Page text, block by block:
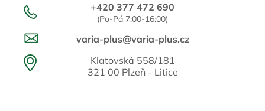
+420 377 472 690
(Po-Pá 7:00-16:00)
varia-plus@varia-plus.cz
Klatovská 558/181
321 00 Plzeň - Litice